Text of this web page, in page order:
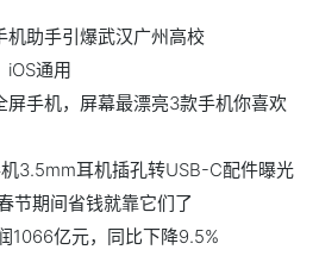
机助手引爆武汉广州高校
iOS通用
屏手机，屏幕最漂亮3款手机你喜欢
3.5mm耳机插孔转USB-C配件曝光
节期间省钱就靠它们了
1066亿元，同比下降9.5%